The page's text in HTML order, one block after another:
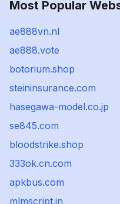
Most Popular
ae888vn.nl
ae888.vote
botorium.shop
steininsurance.com
hasegawa-model.co.jp
se845.com
bloodstrike.shop
333ok.cn.com
apkbus.com
mlmscript.in